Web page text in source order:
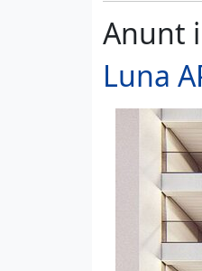
Anunt
Luna